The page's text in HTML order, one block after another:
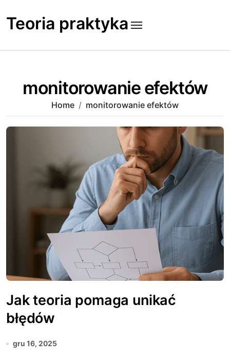
to
content
Teoria praktyka
monitorowanie efektów
Home monitorowanie efektów
Jak teoria pomaga unikać
błędów
gru 16, 2025